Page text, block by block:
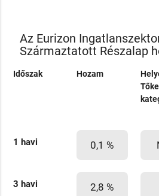
Az Eurizon
Származtatott Részalap
Időszak Hozam
1 havi 0,1 %
3 havi 2,8 %